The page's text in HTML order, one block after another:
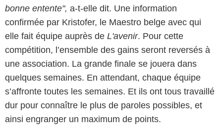
bonne entente", a-t-elle dit. Une information
confirmée par Kristofer, le Maestro belge avec qui
elle fait équipe auprès de L'avenir. Pour cette
compétition, l’ensemble des gains seront reversés à
une association. La grande finale se jouera dans
quelques semaines. En attendant, chaque équipe
s’affronte toutes les semaines. Et ils ont tous travaillé
dur pour connaître le plus de paroles possibles, et
ainsi engranger un maximum de points.